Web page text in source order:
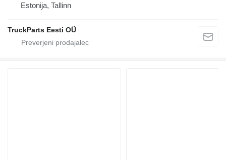
Estonija, Tallinn
TruckParts Eesti OÜ